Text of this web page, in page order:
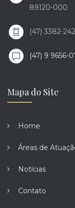
89120-000
(47) 3382-
(47) 9 9656-
Mapa do Site
Home
Áreas de
Notícias
Contato